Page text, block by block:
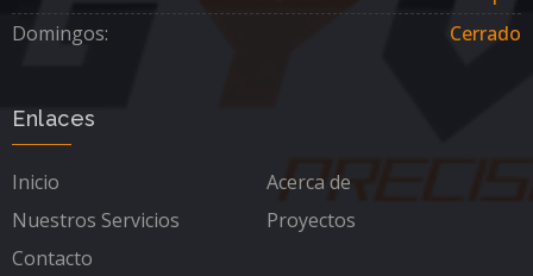
Domingos:
Cerrado
Enlaces
Inicio
Acerca de
Nuestros Servicios
Proyectos
Contacto